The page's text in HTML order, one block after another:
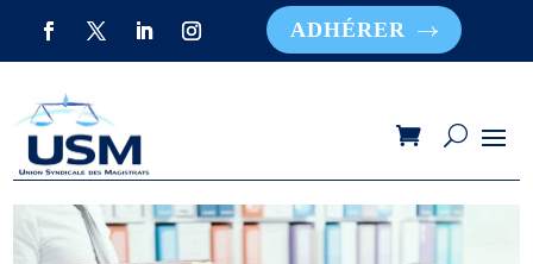
ADHÉRER